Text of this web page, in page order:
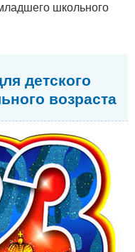
школьного
детского
возраста